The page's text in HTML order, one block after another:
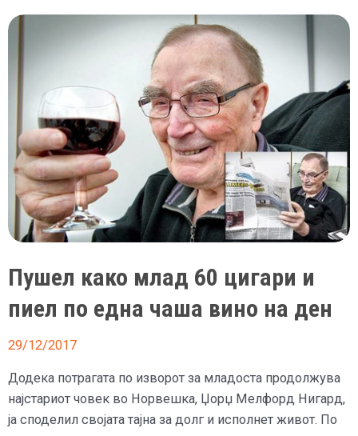
кога
ќе
пушиме
цигари?
Пушел како млад 60 цигари и
пиел по една чаша вино на ден
29/12/2017
Додека потрагата по изворот за младоста продолжува
најстариот човек во Норвешка, Џорџ Мелфорд Нигард,
ја споделил својата тајна за долг и исполнет живот. По